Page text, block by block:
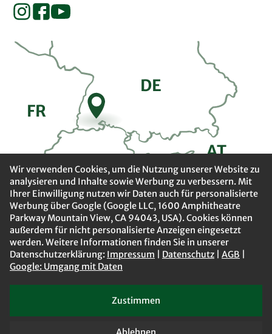
DE
AT
CH
FR
DatenschutzAGB
Wir verwenden Cookies, um die Nutzung unserer Website zu
analysieren und Inhalte sowie Werbung zu verbessern. Mit
Ihrer Einwilligung nutzen wir Daten auch für personalisierte
Werbung über Google (Google LLC, 1600 Amphitheatre
Parkway Mountain View, CA 94043, USA). Cookies können
außerdem für nicht personalisierte Anzeigen eingesetzt
werden. Weitere Informationen finden Sie in unserer
Datenschutzerklärung: Impressum Datenschutz AGB
Google: Umgang mit Daten
Zustimmen